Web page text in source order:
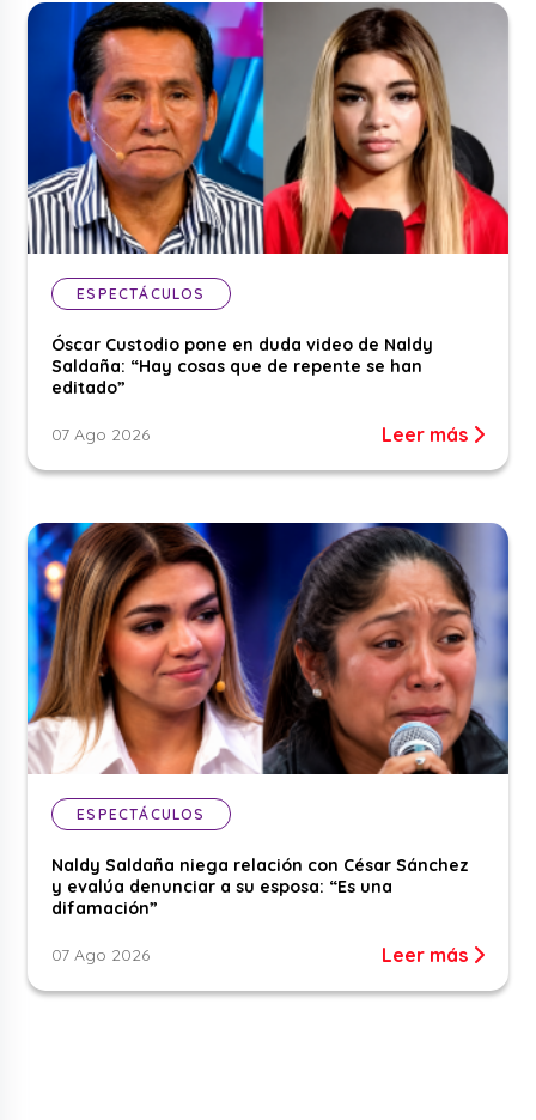
ESPECTÁCULOS
Óscar Custodio pone en duda video de Naldy
Saldaña: “Hay cosas que de repente se han
editado”
07 Ago 2026 Leer más
ESPECTÁCULOS
Naldy Saldaña niega relación con César Sánchez
y evalúa denunciar a su esposa: “Es una
difamación”
07 Ago 2026 Leer más